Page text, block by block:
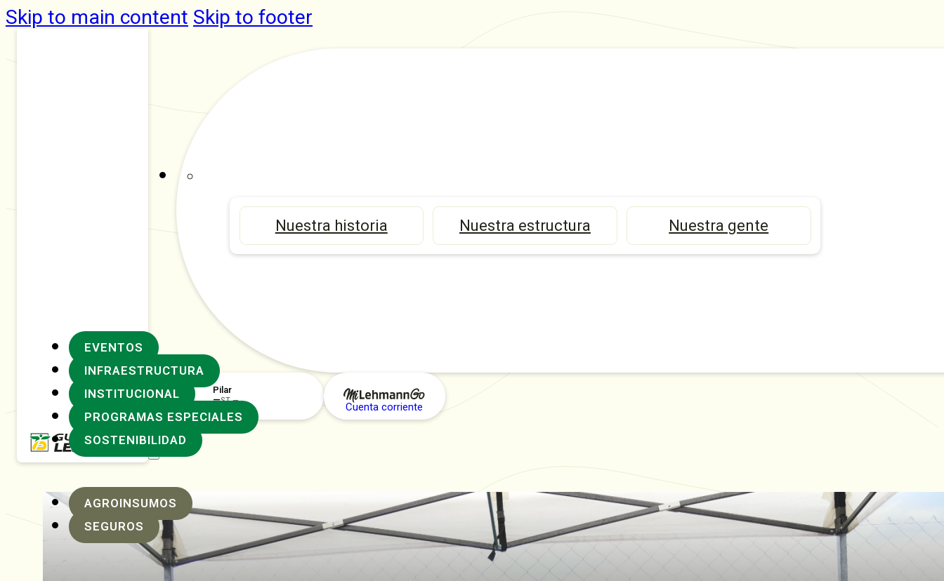
Skip to main content Skip to footer
Nuestra historia Nuestra estructura Nuestra gente
Pilar
—ST —
Cuenta corriente
EVENTOS
INFRAESTRUCTURA
INSTITUCIONAL
PROGRAMAS ESPECIALES
SOSTENIBILIDAD
AGROINSUMOS
SEGUROS